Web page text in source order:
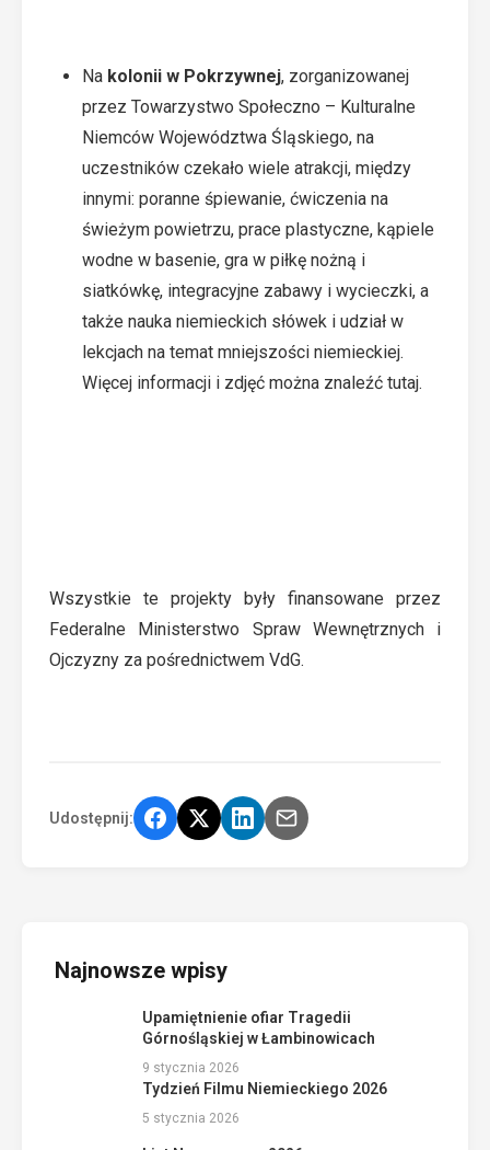
Na kolonii w Pokrzywnej, zorganizowanej
przez Towarzystwo Społeczno – Kulturalne
Niemców Województwa Śląskiego, na
uczestników czekało wiele atrakcji, między
innymi: poranne śpiewanie, ćwiczenia na
świeżym powietrzu, prace plastyczne, kąpiele
wodne w basenie, gra w piłkę nożną i
siatkówkę, integracyjne zabawy i wycieczki, a
także nauka niemieckich słówek i udział w
lekcjach na temat mniejszości niemieckiej.
Więcej informacji i zdjęć można znaleźć tutaj.
Wszystkie te projekty były finansowane przez
Federalne Ministerstwo Spraw Wewnętrznych i
Ojczyzny za pośrednictwem VdG.
Udostępnij:
Najnowsze wpisy
Upamiętnienie ofiar Tragedii
Górnośląskiej w Łambinowicach
9 stycznia 2026
Tydzień Filmu Niemieckiego 2026
5 stycznia 2026